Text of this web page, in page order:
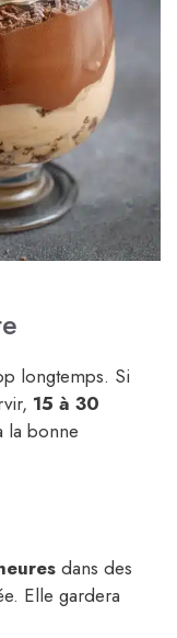
longtemps. Si
15 à 30
la bonne
dans des
Elle gardera